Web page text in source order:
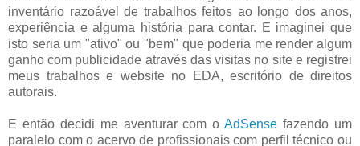
inventário razoável de trabalhos feitos ao longo dos anos,
experiência e alguma história para contar. E imaginei que
isto seria um "ativo" ou "bem" que poderia me render algum
ganho com publicidade através das visitas no site e registrei
meus trabalhos e website no EDA, escritório de direitos
autorais.
E então decidi me aventurar com oAdSense fazendo um
paralelo com o acervo de profissionais com perfil técnico ou